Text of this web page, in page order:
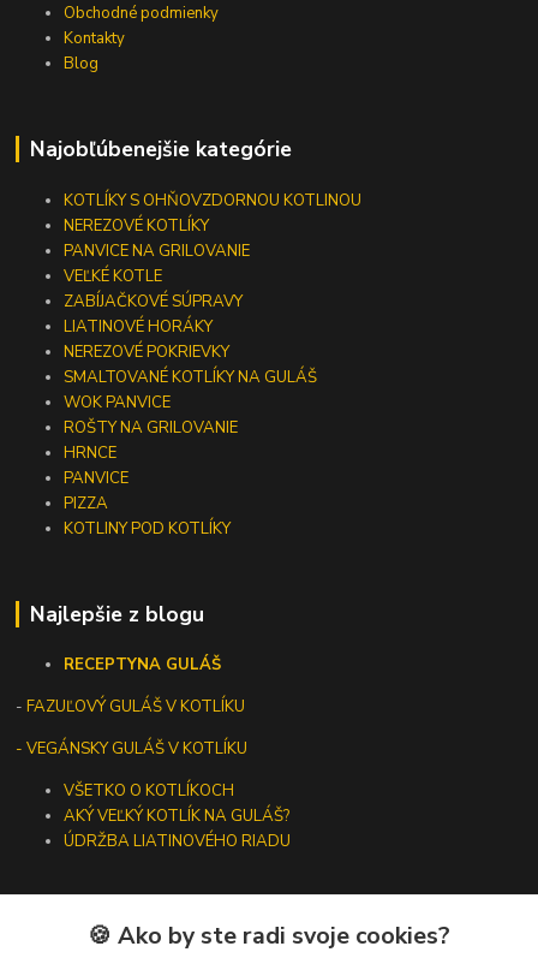
Obchodné podmienky
Kontakty
Blog
Najobľúbenejšie kategórie
KOTLÍKY S OHŇOVZDORNOU KOTLINOU
NEREZOVÉ KOTLÍKY
PANVICE NA GRILOVANIE
VEĽKÉ KOTLE
ZABÍJAČKOVÉ SÚPRAVY
LIATINOVÉ HORÁKY
NEREZOVÉ POKRIEVKY
SMALTOVANÉ KOTLÍKY NA GULÁŠ
WOK PANVICE
ROŠTY NA GRILOVANIE
HRNCE
PANVICE
PIZZA
KOTLINY POD KOTLÍKY
Najlepšie z blogu
RECEPTYNA GULÁŠ
-FAZUĽOVÝ GULÁŠ V KOTLÍKU
- VEGÁNSKY GULÁŠ V KOTLÍKU
VŠETKO O KOTLÍKOCH
AKÝ VEĽKÝ KOTLÍK NA GULÁŠ?
ÚDRŽBA LIATINOVÉHO RIADU
🍪 Ako by ste radi svoje cookies?